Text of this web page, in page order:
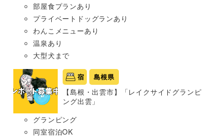
部屋食プランあり
プライベートドッグランあり
わんこメニューあり
温泉あり
大型犬まで
宿 島根県
【島根・出雲市】「レイクサイドグランピ
ング出雲」
グランピング
同室宿泊OK